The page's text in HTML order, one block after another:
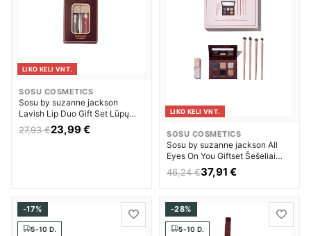
LIKO KELI VNT.
SOSU COSMETICS
Sosu by suzanne jackson
Lavish Lip Duo Gift Set Lūpų
kosmetika Moterims
27,93 €23,99 €
LIKO KELI VNT.
SOSU COSMETICS
Sosu by suzanne jackson All
Eyes On You Giftset Šešėliai
Moterims
46,24 €37,91 €
-17%
5-10 D.
-28%
5-10 D.